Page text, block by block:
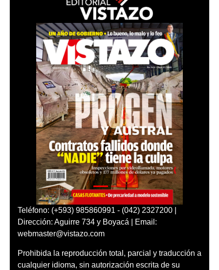
Teléfono: (+593) 985860991 - (042) 2327200 |
Dirección: Aguirre 734 y Boyacá | Email:
webmaster@vistazo.com
Prohibida la reproducción total, parcial y traducción a
cualquier idioma, sin autorización escrita de su